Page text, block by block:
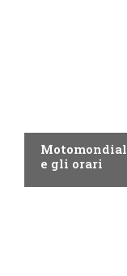
e gli orari